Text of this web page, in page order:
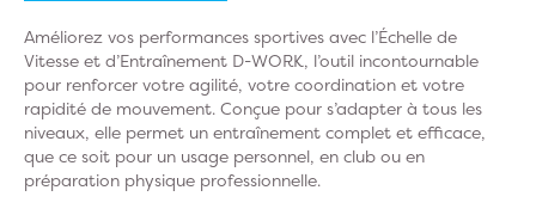
Améliorez vos performances sportives avec l’Échelle de
Vitesse et d’Entraînement D-WORK, l’outil incontournable
pour renforcer votre agilité, votre coordination et votre
rapidité de mouvement. Conçue pour s’adapter à tous les
niveaux, elle permet un entraînement complet et efficace,
que ce soit pour un usage personnel, en club ou en
préparation physique professionnelle.